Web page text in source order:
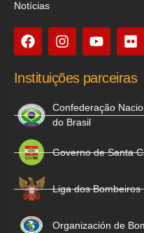
Notícias
Instituições parceiras
Confederação
do Brasil
Governo de Santa
Liga dos Bombeiros
Organización de